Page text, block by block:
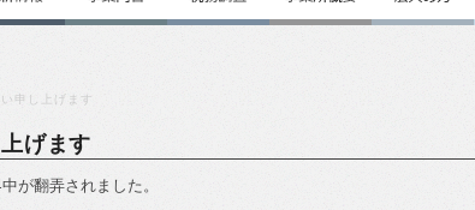
申し上げます
げます
が翻弄されました。